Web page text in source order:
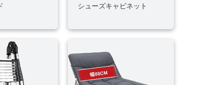
シューズキャビネット